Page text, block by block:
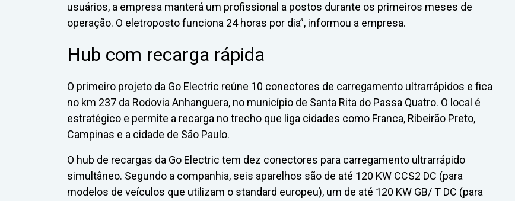
usuários, a empresa manterá um profissional a postos durante os primeiros meses de
operação. O eletroposto funciona 24 horas por dia”, informou a empresa.
Hub com recarga rápida
O primeiro projeto da Go Electric reúne 10 conectores de carregamento ultrarrápidos e fica
no km 237 da Rodovia Anhanguera, no município de Santa Rita do Passa Quatro. O local é
estratégico e permite a recarga no trecho que liga cidades como Franca, Ribeirão Preto,
Campinas e a cidade de São Paulo.
O hub de recargas da Go Electric tem dez conectores para carregamento ultrarrápido
simultâneo. Segundo a companhia, seis aparelhos são de até 120 KW CCS2 DC (para
modelos de veículos que utilizam o standard europeu), um de até 120 KW GB/ T DC (para